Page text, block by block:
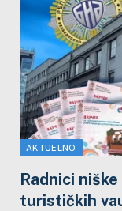
AKTUELNO
Radnici
turističkih